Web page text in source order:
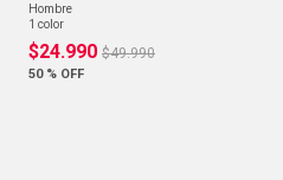
hombre
1 color
$24.990 $49.990
50 % OFF